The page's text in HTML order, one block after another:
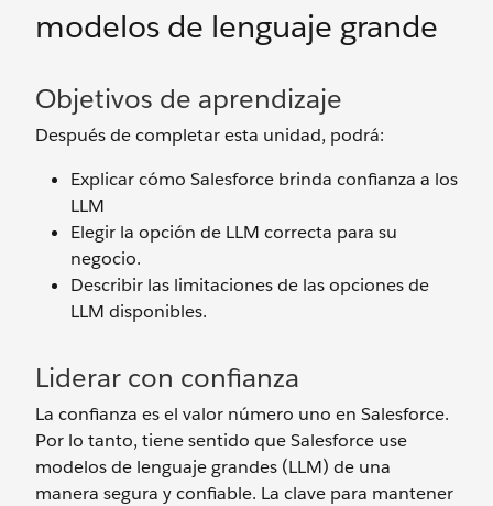
modelos de lenguaje grande
Objetivos de aprendizaje
Después de completar esta unidad, podrá:
Explicar cómo Salesforce brinda confianza a los
LLM
Elegir la opción de LLM correcta para su
negocio.
Describir las limitaciones de las opciones de
LLM disponibles.
Liderar con confianza
La confianza es el valor número uno en Salesforce.
Por lo tanto, tiene sentido que Salesforce use
modelos de lenguaje grandes (LLM) de una
manera segura y confiable. La clave para mantener